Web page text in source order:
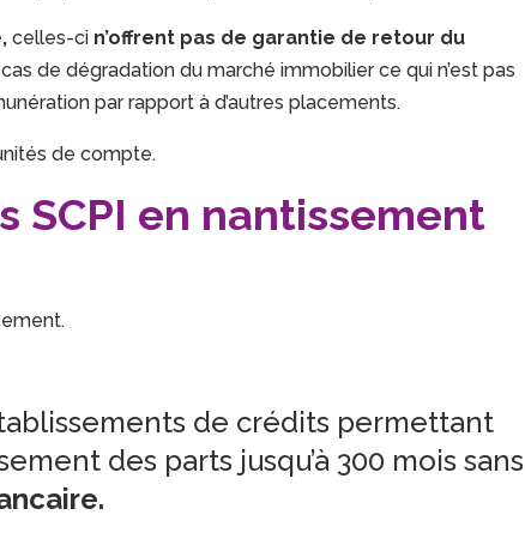
celles-ci n’offrent pas de garantie de retour du
de dégradation du marché immobilier ce qui n’est pas
par rapport à d’autres placements.
de compte.
SCPI en nantissement
de crédits permettant
des parts jusqu’à 300 mois sans